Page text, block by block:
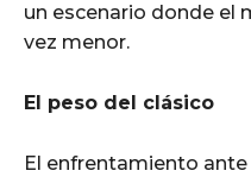
un escenario donde el
vez menor.
El peso del clásico
El enfrentamiento